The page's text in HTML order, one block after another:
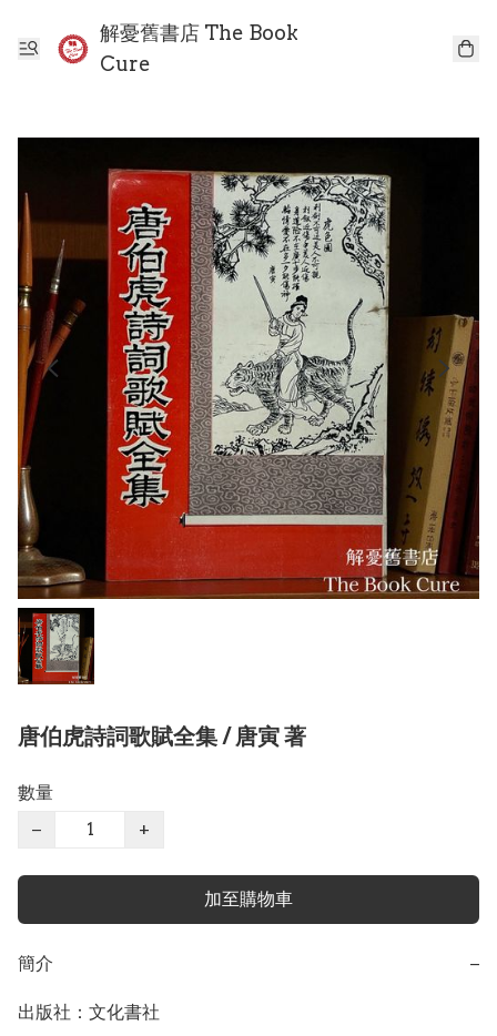
解憂舊書店 The Book
Cure
唐伯虎詩詞歌賦全集 / 唐寅 著
數量
−
+
加至購物車
簡介 −
出版社：文化書社